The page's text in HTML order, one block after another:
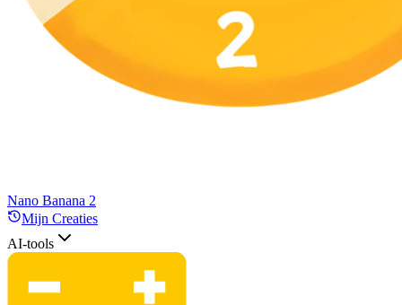
Nano Banana 2
Mijn Creaties
AI-tools